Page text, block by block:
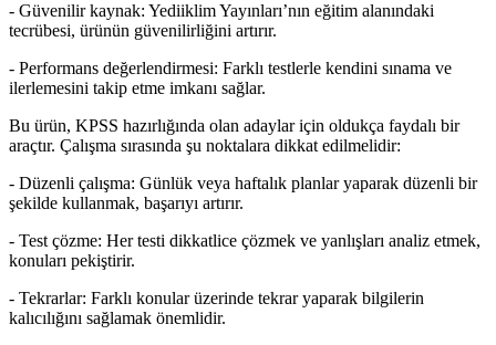
- Güvenilir kaynak: Yediiklim Yayınları’nın eğitim alanındaki
tecrübesi, ürünün güvenilirliğini artırır.
- Performans değerlendirmesi: Farklı testlerle kendini sınama ve
ilerlemesini takip etme imkanı sağlar.
Bu ürün, KPSS hazırlığında olan adaylar için oldukça faydalı bir
araçtır. Çalışma sırasında şu noktalara dikkat edilmelidir:
- Düzenli çalışma: Günlük veya haftalık planlar yaparak düzenli bir
şekilde kullanmak, başarıyı artırır.
- Test çözme: Her testi dikkatlice çözmek ve yanlışları analiz etmek,
konuları pekiştirir.
- Tekrarlar: Farklı konular üzerinde tekrar yaparak bilgilerin
kalıcılığını sağlamak önemlidir.